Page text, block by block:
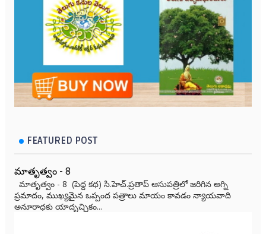
FEATURED POST
మాతృత్వం - 8
మాతృత్వం - 8 (పెద్ద కథ) సి.హెచ్.ప్రతాప్ ఆసుపత్రిలో జరిగిన అగ్ని
ప్రమాదం, ముఖ్యమైన ఒప్పంద పత్రాలు మాయం కావడం న్యాయవాది
అనూరాధకు యాదృచ్ఛికం...